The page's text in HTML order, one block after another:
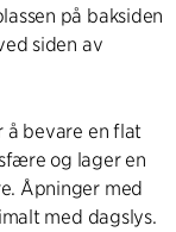
på baksiden
siden av
å bevare en flat
og lager en
Åpninger med
med dagslys.